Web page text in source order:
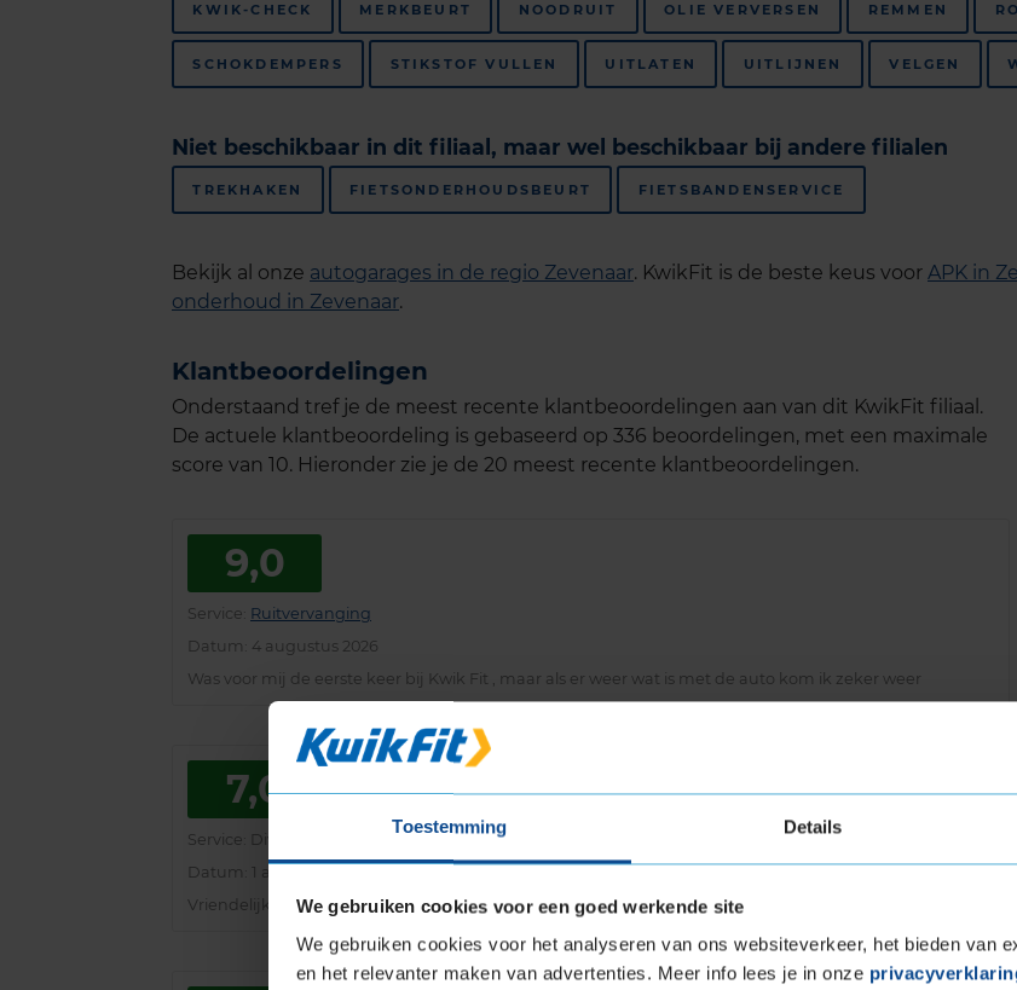
Toestemming Details
We gebruiken cookies voor een goed werkende site
We gebruiken cookies voor het analyseren van ons websiteverkeer, het bieden van
en het relevanter maken van advertenties. Meer info lees je in onze
KWIK-CHECK MERKBEURT NOODRUIT OLIE VERVERSEN REMMEN
SCHOKDEMPERS STIKSTOF VULLEN UITLATEN UITLIJNEN VELGEN
Niet beschikbaar in dit filiaal, maar wel beschikbaar bij andere filialen
TREKHAKEN FIETSONDERHOUDSBEURT FIETSBANDENSERVICE
Bekijk al onze autogarages in de regio Zevenaar. KwikFit is de beste keus voor APK in
onderhoud in Zevenaar.
Klantbeoordelingen
Onderstaand tref je de meest recente klantbeoordelingen aan van dit KwikFit filiaal.
De actuele klantbeoordeling is gebaseerd op 336 beoordelingen, met een maximale
score van 10. Hieronder zie je de 20 meest recente klantbeoordelingen.
9,0
Service Ruitvervanging
Datum : 4 augustus 2026
Was voor mij de eerste keer bij Kwik Fit , maar als er weer wat is met de auto kom ik zeker weer
7,0
Service : Diversen
Datum : 1 augustus 2026
Vriendelijk en behulpzaam personeel